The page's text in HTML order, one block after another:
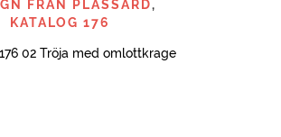
FRÅN PLASSARD,
KATALOG 176
02 Tröja med omlottkrage